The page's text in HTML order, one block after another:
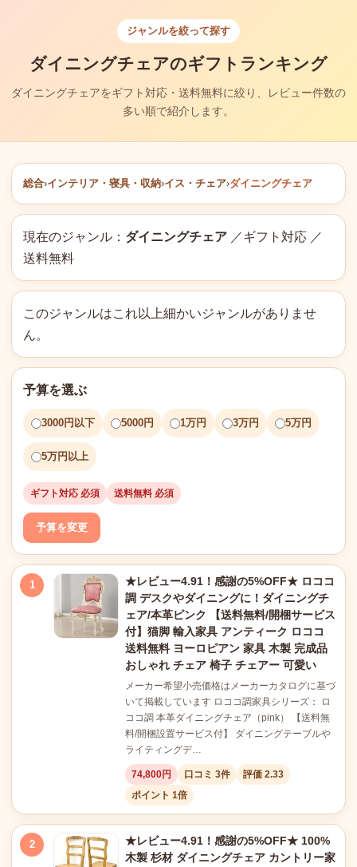
ジャンルを絞って探す
ダイニングチェアのギフトランキング
ダイニングチェアをギフト対応・送料無料に絞り、レビュー件数の
多い順で紹介します。
総合›インテリア・寝具・収納›イス・チェア›ダイニングチェア
現在のジャンル： ダイニングチェア ／ギフト対応 ／
送料無料
このジャンルはこれ以上細かいジャンルがありませ
ん。
予算を選ぶ
3000円以下 5000円 1万円 3万円 5万円
5万円以上
ギフト対応 必須 送料無料 必須
予算を変更
1
★レビュー4.91！感謝の5%OFF★ ロココ
調 デスクやダイニングに！ダイニングチ
ェア/本革ピンク 【送料無料/開梱サービス
付】猫脚 輸入家具 アンティーク ロココ
送料無料 ヨーロピアン 家具 木製 完成品
おしゃれ チェア 椅子 チェアー 可愛い
メーカー希望小売価格はメーカーカタログに基づ
いて掲載しています ロココ調家具シリーズ： ロ
ココ調 本革ダイニングチェア（pink） 【送料無
料/開梱設置サービス付】 ダイニングテーブルや
ライティングデ…
74,800円 口コミ 3件
評価 2.33
ポイント 1倍
2
★レビュー4.91！感謝の5%OFF★ 100%
木製 杉材 ダイニングチェア カントリー家